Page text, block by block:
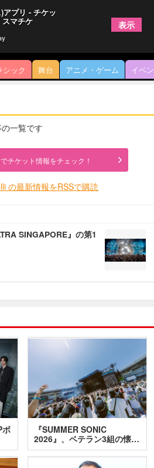
シック 舞台 アニメ・ゲーム イベ
一覧です
チケット情報をチェック！
の最新情報をRSSで購読
SINGAPORE』の第1
『SUMMER SONIC
2026』、ベテラン3組の懐…
アプリ - チケッ
スマチケ 表示